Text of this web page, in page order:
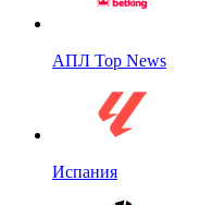
АПЛ Top News
Испания